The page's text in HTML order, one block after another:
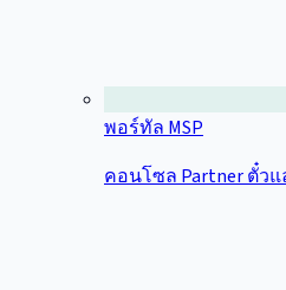
พอร์ทัล MSP
คอนโซล Partner ตั๋วแ